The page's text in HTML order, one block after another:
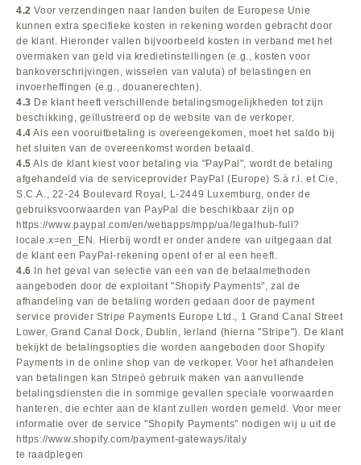
4.2 Voor verzendingen naar landen buiten de Europese Unie
kunnen extra specifieke kosten in rekening worden gebracht door
de klant. Hieronder vallen bijvoorbeeld kosten in verband met het
overmaken van geld via kredietinstellingen (e.g., kosten voor
bankoverschrijvingen, wisselen van valuta) of belastingen en
invoerheffingen (e.g., douanerechten).
4.3 De klant heeft verschillende betalingsmogelijkheden tot zijn
beschikking, geïllustreerd op de website van de verkoper.
4.4 Als een vooruitbetaling is overeengekomen, moet het saldo bij
het sluiten van de overeenkomst worden betaald.
4.5 Als de klant kiest voor betaling via "PayPal", wordt de betaling
afgehandeld via de serviceprovider PayPal (Europe) S.à r.l. et Cie,
S.C.A., 22-24 Boulevard Royal, L-2449 Luxemburg, onder de
gebruiksvoorwaarden van PayPal die beschikbaar zijn op
https://www.paypal.com/en/webapps/mpp/ua/legalhub-full?
locale.x=en_EN . Hierbij wordt er onder andere van uitgegaan dat
de klant een PayPal-rekening opent of er al een heeft.
4.6 In het geval van selectie van een van de betaalmethoden
aangeboden door de exploitant "Shopify Payments", zal de
afhandeling van de betaling worden gedaan door de payment
service provider Stripe Payments Europe Ltd., 1 Grand Canal Street
Lower, Grand Canal Dock, Dublin, Ierland (hierna "Stripe"). De klant
bekijkt de betalingsopties die worden aangeboden door Shopify
Payments in de online shop van de verkoper. Voor het afhandelen
van betalingen kan Stripeò gebruik maken van aanvullende
betalingsdiensten die in sommige gevallen speciale voorwaarden
hanteren, die echter aan de klant zullen worden gemeld. Voor meer
informatie over de service "Shopify Payments" nodigen wij u uit de
https://www.shopify.com/payment-gateways/italy
te raadplegen